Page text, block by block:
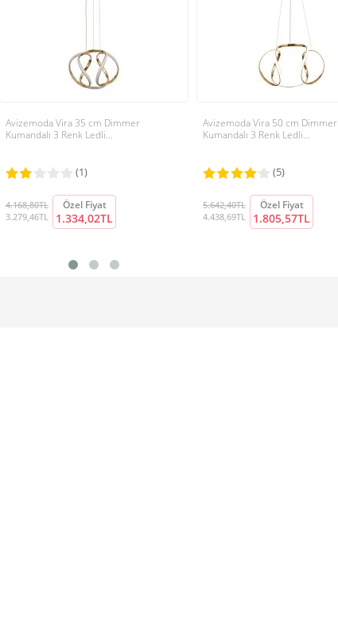
Avizemoda Vira 35 cm Dimmer
Kumandalı 3 Renk Ledli...
(1)
4.168,80TL
3.279,46TL
Özel Fiyat
1.334,02TL
Avizemoda Vira 50 cm Dimmer
Kumandalı 3 Renk Ledli...
(5)
5.642,40TL
4.438,69TL
Özel Fiyat
1.805,57TL